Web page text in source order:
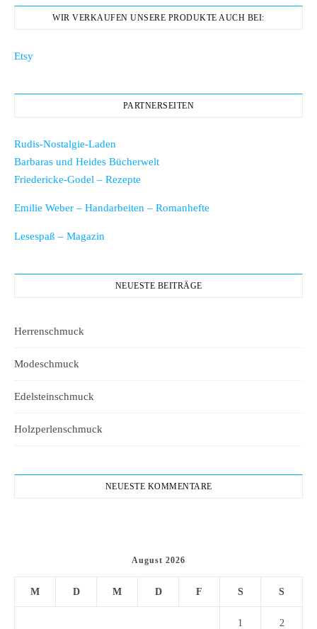
WIR VERKAUFEN UNSERE PRODUKTE AUCH BEI:
Etsy
PARTNERSEITEN
Rudis-Nostalgie-Laden
Barbaras und Heides Bücherwelt
Friedericke-Godel – Rezepte
Emilie Weber – Handarbeiten – Romanhefte
Lesespaß – Magazin
NEUESTE BEITRÄGE
Herrenschmuck
Modeschmuck
Edelsteinschmuck
Holzperlenschmuck
NEUESTE KOMMENTARE
August 2026
M D M D F S S
1 2